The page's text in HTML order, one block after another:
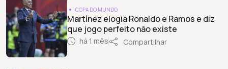
COPA DO MUNDO
Martínez elogia Ronaldo e Ramos e diz
que jogo perfeito não existe
há 1 mês Compartilhar